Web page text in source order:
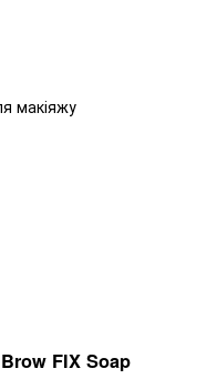
макіяжу
FIX Soap